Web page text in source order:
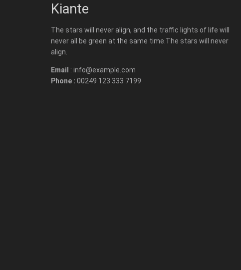
Kiante
The stars will never align, and the traffic lights of life will
never all be green at the same time.The stars will never
align.
Email : info@example.com
Phone : 00249 123 333 7199